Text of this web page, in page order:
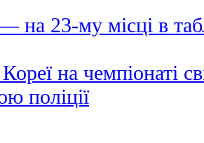
на 23-му місці в
на чемпіонаті
поліції